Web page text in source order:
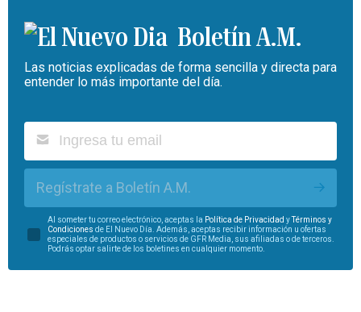
Boletín A.M.
Las noticias explicadas de forma sencilla y directa para
entender lo más importante del día.
Regístrate a Boletín A.M.
Al someter tu correo electrónico, aceptas la Política de Privacidad yTérminos y
Condiciones de El Nuevo Día. Además, aceptas recibir información u ofertas
especiales de productos o servicios de GFR Media, sus afiliadas o de terceros.
Podrás optar salirte de los boletines en cualquier momento.